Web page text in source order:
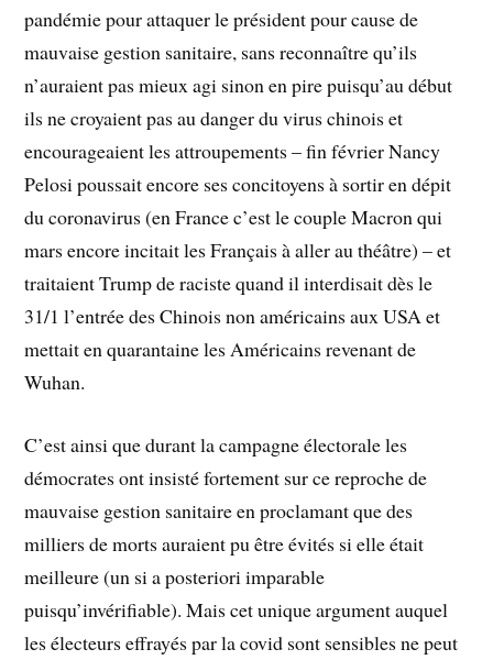
pandémie pour attaquer le président pour cause de
mauvaise gestion sanitaire, sans reconnaître qu’ils
n’auraient pas mieux agi sinon en pire puisqu’au début
ils ne croyaient pas au danger du virus chinois et
encourageaient les attroupements – fin février Nancy
Pelosi poussait encore ses concitoyens à sortir en dépit
du coronavirus (en France c’est le couple Macron qui
mars encore incitait les Français à aller au théâtre) – et
traitaient Trump de raciste quand il interdisait dès le
31/1 l’entrée des Chinois non américains aux USA et
mettait en quarantaine les Américains revenant de
Wuhan.
C’est ainsi que durant la campagne électorale les
démocrates ont insisté fortement sur ce reproche de
mauvaise gestion sanitaire en proclamant que des
milliers de morts auraient pu être évités si elle était
meilleure (un si a posteriori imparable
puisqu’invérifiable). Mais cet unique argument auquel
les électeurs effrayés par la covid sont sensibles ne peut